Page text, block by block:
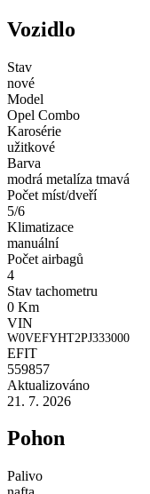
Vozidlo
Stav
nové
Model
Opel Combo
Karosérie
užitkové
Barva
modrá metalíza tmavá
Počet míst/dveří
5/6
Klimatizace
manuální
Počet airbagů
4
Stav tachometru
0 Km
VIN
W0VEFYHT2PJ333000
EFIT
559857
Aktualizováno
21. 7. 2026
Pohon
Palivo